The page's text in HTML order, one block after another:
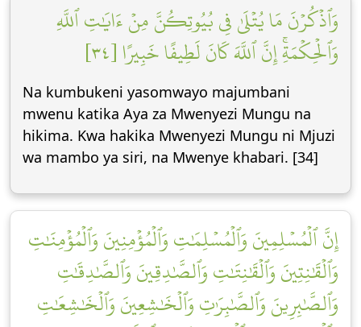
وَٱذۡكُرۡنَ مَا يُتۡلَىٰ فِي بُيُوتِكُنَّ مِنۡ ءَايَٰتِ ٱللَّهِ
وَٱلۡحِكۡمَةِۚ إِنَّ ٱللَّهَ كَانَ لَطِيفًا خَبِيرًا [٣٤]
Na kumbukeni yasomwayo majumbani
mwenu katika Aya za Mwenyezi Mungu na
hikima. Kwa hakika Mwenyezi Mungu ni Mjuzi
wa mambo ya siri, na Mwenye khabari. [34]
إِنَّ ٱلۡمُسۡلِمِينَ وَٱلۡمُسۡلِمَٰتِ وَٱلۡمُؤۡمِنِينَ وَٱلۡمُؤۡمِنَٰتِ
وَٱلۡقَٰنِتِينَ وَٱلۡقَٰنِتَٰتِ وَٱلصَّٰدِقِينَ وَٱلصَّٰدِقَٰتِ
وَٱلصَّٰبِرِينَ وَٱلصَّٰبِرَٰتِ وَٱلۡخَٰشِعِينَ وَٱلۡخَٰشِعَٰتِ